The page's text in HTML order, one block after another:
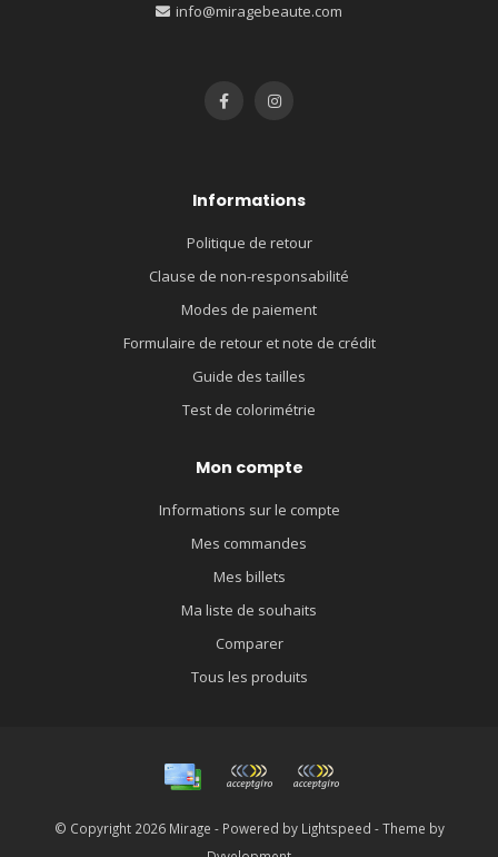
info@miragebeaute.com
Informations
Politique de retour
Clause de non-responsabilité
Modes de paiement
Formulaire de retour et note de crédit
Guide des tailles
Test de colorimétrie
Mon compte
Informations sur le compte
Mes commandes
Mes billets
Ma liste de souhaits
Comparer
Tous les produits
© Copyright 2026 Mirage - Powered by Lightspeed - Theme by